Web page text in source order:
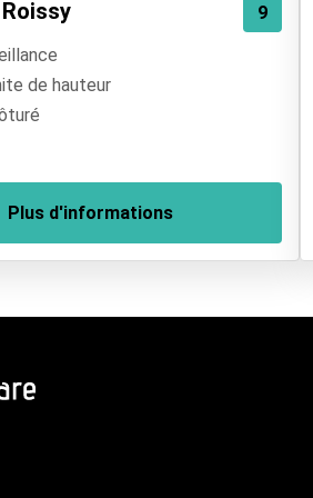
9
de hauteur
Plus d'informations